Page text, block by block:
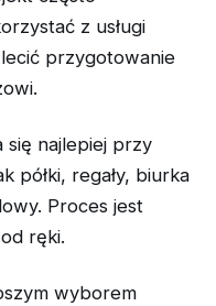
z usługi
przygotowanie
najlepiej przy
półki, regały, biurka
Proces jest
ręki.
wyborem